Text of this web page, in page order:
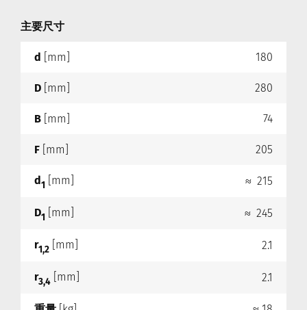
主要尺寸
d [mm] 180
D [mm] 280
B [mm] 74
F [mm] 205
d1 [mm] ≈ 215
D1 [mm] ≈ 245
r1,2 [mm] 2.1
r3,4 [mm] 2.1